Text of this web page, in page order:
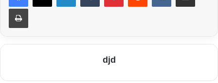
Drucken
djd